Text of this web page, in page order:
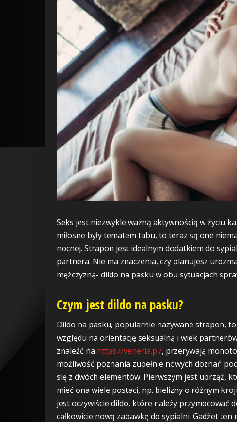
Seks jest niezwykle ważną aktywnością w życiu
miłosne były tematem tabu, to teraz są one
nocnej. Strapon jest idealnym dodatkiem do
partnera. Nie ma znaczenia, czy planujesz
mężczyzną- dildo na pasku w obu sytuacjach
Czym jest dildo na pasku?
Dildo na pasku, popularnie nazywane strapon,
względu na orientację seksualną i wiek
znaleźć na https://veneria.pl/, przerywają
możliwość poznania zupełnie nowych doznań
się z dwóch elementów. Pierwszym jest uprząż,
mieć ona wiele postaci, np. bielizny o różnym
jest oczywiście dildo, które należy przymocować
całkowicie nową zabawkę do sypialni. Gadżet